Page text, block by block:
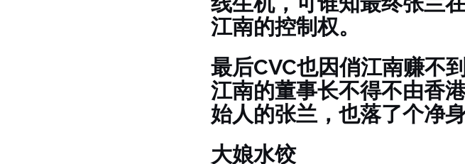
江南的控制权。
最后CVC也因俏江南赚不
江南的董事长不得不由香
始人的张兰，也落了个净
大娘水饺